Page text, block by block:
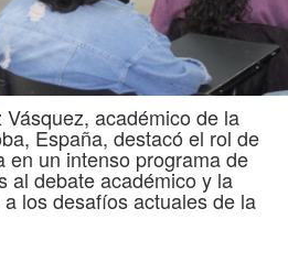
académico de la
España, destacó el rol de
en un intenso programa de
al debate académico y la
los desafíos actuales de la